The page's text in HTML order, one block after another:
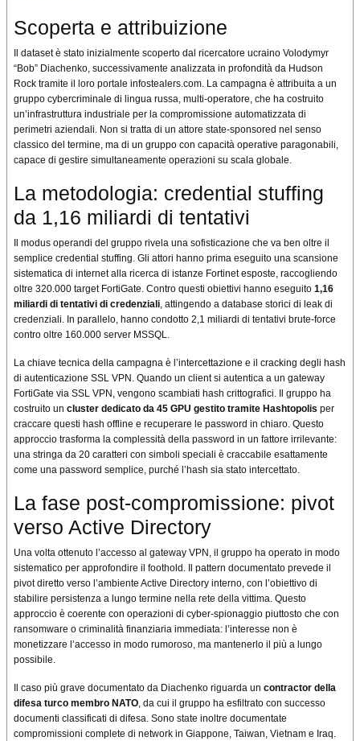
Scoperta e attribuizione
Il dataset è stato inizialmente scoperto dal ricercatore ucraino Volodymyr
“Bob” Diachenko, successivamente analizzata in profondità da Hudson
Rock tramite il loro portale infostealers.com. La campagna è attribuita a un
gruppo cybercriminale di lingua russa, multi-operatore, che ha costruito
un’infrastruttura industriale per la compromissione automatizzata di
perimetri aziendali. Non si tratta di un attore state-sponsored nel senso
classico del termine, ma di un gruppo con capacità operative paragonabili,
capace di gestire simultaneamente operazioni su scala globale.
La metodologia: credential stuffing
da 1,16 miliardi di tentativi
Il modus operandi del gruppo rivela una sofisticazione che va ben oltre il
semplice credential stuffing. Gli attori hanno prima eseguito una scansione
sistematica di internet alla ricerca di istanze Fortinet esposte, raccogliendo
oltre 320.000 target FortiGate. Contro questi obiettivi hanno eseguito 1,16
miliardi di tentativi di credenziali, attingendo a database storici di leak di
credenziali. In parallelo, hanno condotto 2,1 miliardi di tentativi brute-force
contro oltre 160.000 server MSSQL.
La chiave tecnica della campagna è l’intercettazione e il cracking degli hash
di autenticazione SSL VPN. Quando un client si autentica a un gateway
FortiGate via SSL VPN, vengono scambiati hash crittografici. Il gruppo ha
costruito un cluster dedicato da 45 GPU gestito tramite Hashtopolis per
craccare questi hash offline e recuperare le password in chiaro. Questo
approccio trasforma la complessità della password in un fattore irrilevante:
una stringa da 20 caratteri con simboli speciali è craccabile esattamente
come una password semplice, purché l’hash sia stato intercettato.
La fase post-compromissione: pivot
verso Active Directory
Una volta ottenuto l’accesso al gateway VPN, il gruppo ha operato in modo
sistematico per approfondire il foothold. Il pattern documentato prevede il
pivot diretto verso l’ambiente Active Directory interno, con l’obiettivo di
stabilire persistenza a lungo termine nella rete della vittima. Questo
approccio è coerente con operazioni di cyber-spionaggio piuttosto che con
ransomware o criminalità finanziaria immediata: l’interesse non è
monetizzare l’accesso in modo rumoroso, ma mantenerlo il più a lungo
possibile.
Il caso più grave documentato da Diachenko riguarda un contractor della
difesa turco membro NATO, da cui il gruppo ha esfiltrato con successo
documenti classificati di difesa. Sono state inoltre documentate
compromissioni complete di network in Giappone, Taiwan, Vietnam e Iraq.